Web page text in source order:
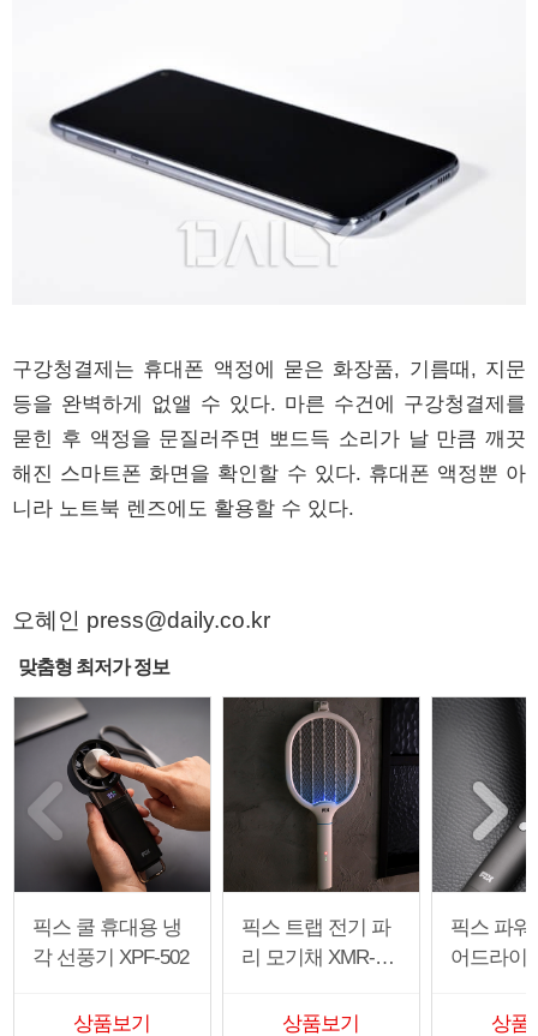
구강청결제는 휴대폰 액정에 묻은 화장품, 기름때, 지문
등을 완벽하게 없앨 수 있다. 마른 수건에 구강청결제를
묻힌 후 액정을 문질러주면 뽀드득 소리가 날 만큼 깨끗
해진 스마트폰 화면을 확인할 수 있다. 휴대폰 액정뿐 아
니라 노트북 렌즈에도 활용할 수 있다.
오혜인 press@daily.co.kr
맞춤형 최저가 정보
픽스 쿨 휴대용 냉
각 선풍기 XPF-502
상품보기
픽스 트랩 전기 파
리 모기채 XMR-30
상품보기
픽스 파워
어드라이
상품